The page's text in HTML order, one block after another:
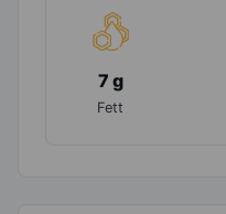
7 g
Fett